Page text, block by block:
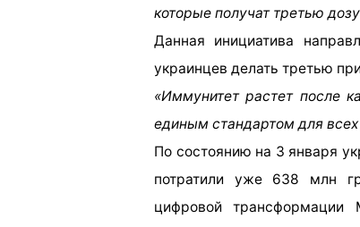
которые получат третью
Данная инициатива
украинцев делать третью
«Иммунитет растет после
единым стандартом для всех
По состоянию на 3 января
потратили уже 638 млн
цифровой